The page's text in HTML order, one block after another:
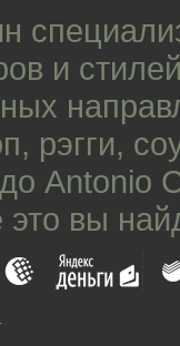
и
, рэгги,
до Antonio
это вы